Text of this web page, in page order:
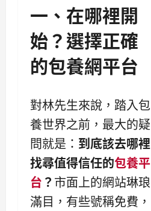
一、在哪裡開
始？選擇正確
的包養網平台
對林先生來說，踏入包
養世界之前，最大的疑
問就是： 到底該去哪裡
找尋值得信任的包養平
台 ？ 市面上的網站琳琅
滿目，有些號稱免費，